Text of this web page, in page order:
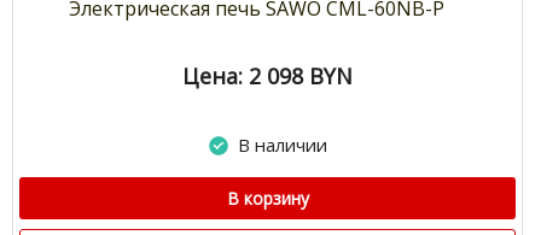
Электрическая печь SAWO CML-60NB-P
Цена: 2 098 BYN
В наличии
В корзину